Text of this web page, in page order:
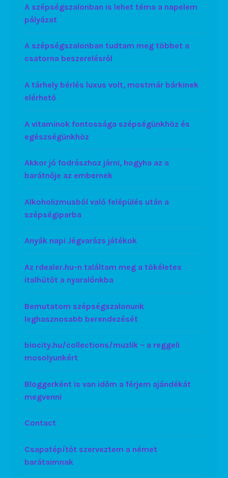
A szépségszalonban is lehet téma a napelem
pályázat
A szépségszalonban tudtam meg többet a
csatorna beszerelésről
A tárhely bérlés luxus volt, mostmár bárkinek
elérhető
A vitaminok fontossága szépségünkhöz és
egészségünkhöz
Akkor jó fodrászhoz járni, hogyha az a
barátnője az embernek
Alkoholizmusból való felépülés után a
szépségiparba
Anyák napi Jégvarázs játékok
Az rdealer.hu-n találtam meg a tökéletes
italhűtőt a nyaralónkba
Bemutatom szépségszalonunk
leghasznosabb berendezését
biocity.hu/collections/muzlik – a reggeli
mosolyunkért
Bloggerként is van időm a férjem ajándékát
megvenni
Contact
Csapatépítőt szerveztem a német
barátaimnak